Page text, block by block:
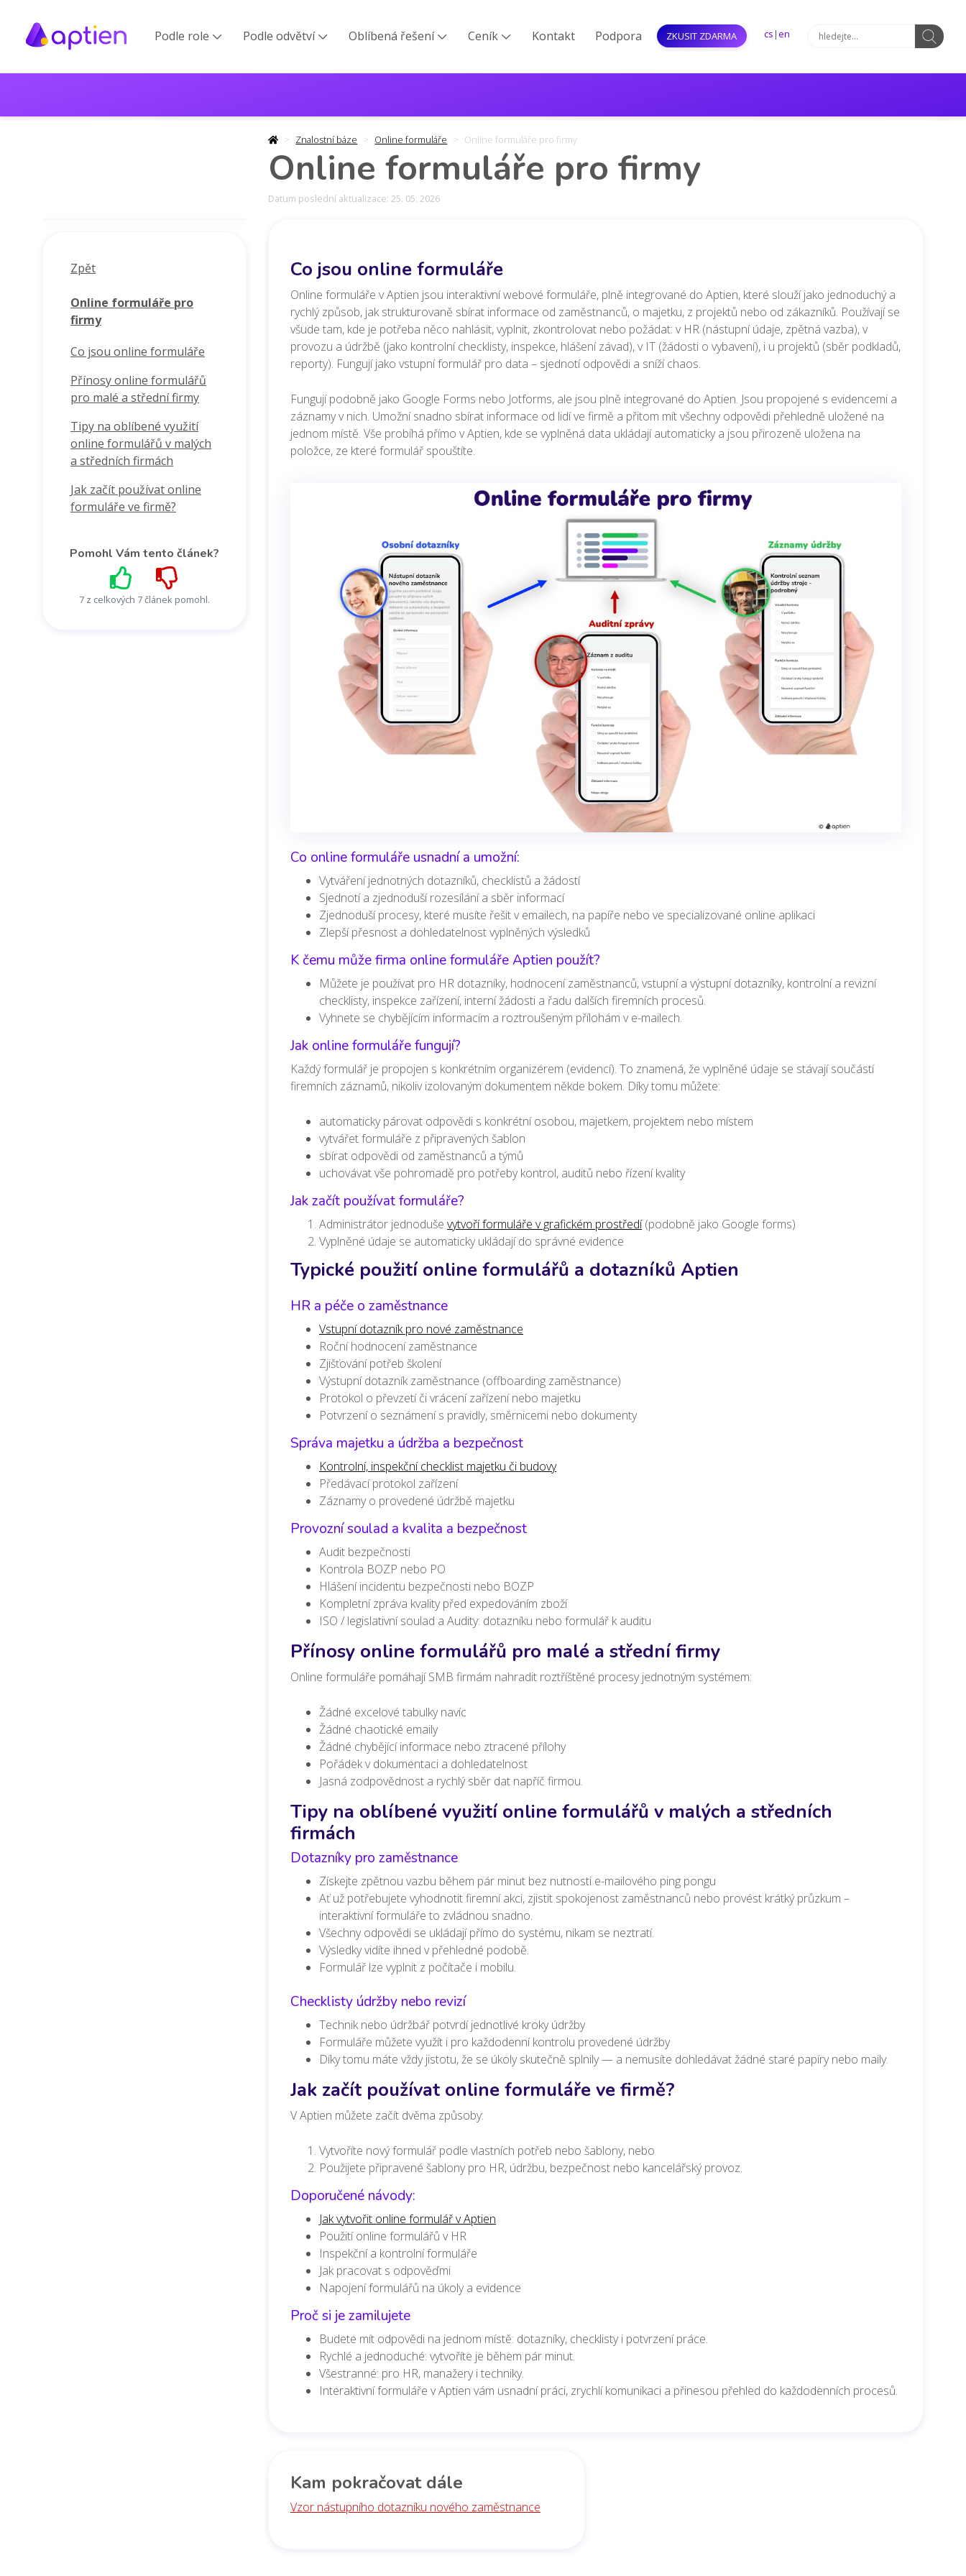
Podle role  Podle odvětví  Oblíbená řešení  Ceník  Kontakt Podpora ZKUSIT ZDARMA cs |en
Znalostní báze Online formuláře Online formuláře pro firmy
Online formuláře pro firmy
Datum poslední aktualizace: 25. 05. 2026
Zpět
Online formuláře pro
firmy
Co jsou online formuláře
Přínosy online formulářů
pro malé a střední firmy
Tipy na oblíbené využití
online formulářů v malých
a středních firmách
Jak začít používat online
formuláře ve firmě?
Pomohl Vám tento článek?
7 z celkových 7 článek pomohl.
Co jsou online formuláře
Online formuláře v Aptien jsou interaktivní webové formuláře, plně integrované do Aptien, které slouží jako jednoduchý a
rychlý způsob, jak strukturovaně sbírat informace od zaměstnanců, o majetku, z projektů nebo od zákazníků. Používají se
všude tam, kde je potřeba něco nahlásit, vyplnit, zkontrolovat nebo požádat: v HR (nástupní údaje, zpětná vazba), v
provozu a údržbě (jako kontrolní checklisty, inspekce, hlášení závad), v IT (žádosti o vybavení), i u projektů (sběr podkladů,
reporty). Fungují jako vstupní formulář pro data – sjednotí odpovědi a sníží chaos.
Fungují podobně jako Google Forms nebo Jotforms, ale jsou plně integrované do Aptien. Jsou propojené s evidencemi a
záznamy v nich. Umožní snadno sbírat informace od lidí ve firmě a přitom mít všechny odpovědi přehledně uložené na
jednom místě. Vše probíhá přímo v Aptien, kde se vyplněná data ukládají automaticky a jsou přirozeně uložena na
položce, ze které formulář spouštíte.
Co online formuláře usnadní a umožní:
Vytváření jednotných dotazníků, checklistů a žádostí
Sjednotí a zjednoduší rozesílání a sběr informací
Zjednoduší procesy, které musíte řešit v emailech, na papíře nebo ve specializované online aplikaci
Zlepší přesnost a dohledatelnost vyplněných výsledků
K čemu může firma online formuláře Aptien použít?
Můžete je používat pro HR dotazníky, hodnocení zaměstnanců, vstupní a výstupní dotazníky, kontrolní a revizní
checklisty, inspekce zařízení, interní žádosti a řadu dalších firemních procesů.
Vyhnete se chybějícím informacím a roztroušeným přílohám v e-mailech.
Jak online formuláře fungují?
Každý formulář je propojen s konkrétním organizérem (evidencí). To znamená, že vyplněné údaje se stávají součástí
firemních záznamů, nikoliv izolovaným dokumentem někde bokem. Díky tomu můžete:
automaticky párovat odpovědi s konkrétní osobou, majetkem, projektem nebo místem
vytvářet formuláře z připravených šablon
sbírat odpovědi od zaměstnanců a týmů
uchovávat vše pohromadě pro potřeby kontrol, auditů nebo řízení kvality
Jak začít používat formuláře?
Administrátor jednoduše vytvoří formuláře v grafickém prostředí(podobně jako Google forms)
Vyplněné údaje se automaticky ukládají do správné evidence
Typické použití online formulářů a dotazníků Aptien
HR a péče o zaměstnance
Vstupní dotazník pro nové zaměstnance
Roční hodnocení zaměstnance
Zjišťování potřeb školení
Výstupní dotazník zaměstnance (offboarding zaměstnance)
Protokol o převzetí či vrácení zařízení nebo majetku
Potvrzení o seznámení s pravidly, směrnicemi nebo dokumenty
Správa majetku a údržba a bezpečnost
Kontrolní, inspekční checklist majetku či budovy
Předávací protokol zařízení
Záznamy o provedené údržbě majetku
Provozní soulad a kvalita a bezpečnost
Audit bezpečnosti
Kontrola BOZP nebo PO
Hlášení incidentu bezpečnosti nebo BOZP
Kompletní zpráva kvality před expedováním zboží
ISO / legislativní soulad a Audity: dotazníku nebo formulář k auditu
Přínosy online formulářů pro malé a střední firmy
Online formuláře pomáhají SMB firmám nahradit roztříštěné procesy jednotným systémem:
Žádné excelové tabulky navíc
Žádné chaotické emaily
Žádné chybějící informace nebo ztracené přílohy
Pořádek v dokumentaci a dohledatelnost
Jasná zodpovědnost a rychlý sběr dat napříč firmou.
Tipy na oblíbené využití online formulářů v malých a středních
firmách
Dotazníky pro zaměstnance
Získejte zpětnou vazbu během pár minut bez nutnosti e-mailového ping pongu
Ať už potřebujete vyhodnotit firemní akci, zjistit spokojenost zaměstnanců nebo provést krátký průzkum –
interaktivní formuláře to zvládnou snadno.
Všechny odpovědi se ukládají přímo do systému, nikam se neztratí.
Výsledky vidíte ihned v přehledné podobě.
Formulář lze vyplnit z počítače i mobilu.
Checklisty údržby nebo revizí
Technik nebo údržbář potvrdí jednotlivé kroky údržby
Formuláře můžete využít i pro každodenní kontrolu provedené údržby
Díky tomu máte vždy jistotu, že se úkoly skutečně splnily — a nemusíte dohledávat žádné staré papíry nebo maily.
Jak začít používat online formuláře ve firmě?
V Aptien můžete začít dvěma způsoby:
Vytvoříte nový formulář podle vlastních potřeb nebo šablony, nebo
Použijete připravené šablony pro HR, údržbu, bezpečnost nebo kancelářský provoz.
Doporučené návody:
Jak vytvořit online formulář v Aptien
Použití online formulářů v HR
Inspekční a kontrolní formuláře
Jak pracovat s odpověďmi
Napojení formulářů na úkoly a evidence
Proč si je zamilujete
Budete mít odpovědi na jednom místě: dotazníky, checklisty i potvrzení práce.
Rychlé a jednoduché: vytvoříte je během pár minut.
Všestranné: pro HR, manažery i techniky.
Interaktivní formuláře v Aptien vám usnadní práci, zrychlí komunikaci a přinesou přehled do každodenních procesů.
Kam pokračovat dále
Vzor nástupního dotazníku nového zaměstnance